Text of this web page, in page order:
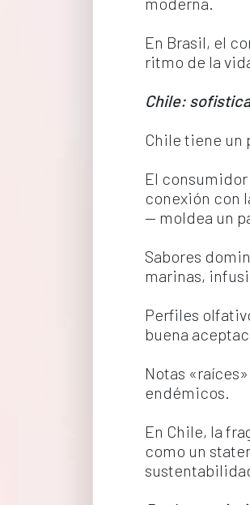
En Brasil, el
ritmo de la
Chile:
Chile tiene un
El
conexión con
— moldea un
Sabores
marinas,
Perfiles
buena
Notas
endémicos.
En Chile, la
como un